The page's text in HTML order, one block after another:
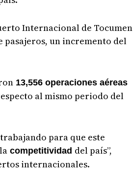
Internacional de Tocumen
pasajeros, un incremento del
13,556 operaciones aéreas
al mismo periodo del
para que este
competitividad del país”,
internacionales.